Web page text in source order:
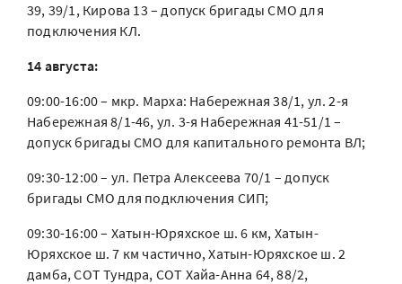
39, 39/1, Кирова 13 – допуск бригады СМО для
подключения КЛ.
14 августа:
09:00-16:00 – мкр. Марха: Набережная 38/1, ул. 2-я
Набережная 8/1-46, ул. 3-я Набережная 41-51/1 –
допуск бригады СМО для капитального ремонта ВЛ;
09:30-12:00 – ул. Петра Алексеева 70/1 – допуск
бригады СМО для подключения СИП;
09:30-16:00 – Хатын-Юряхское ш. 6 км, Хатын-
Юряхское ш. 7 км частично, Хатын-Юряхское ш. 2
дамба, СОТ Тундра, СОТ Хайа-Анна 64, 88/2,